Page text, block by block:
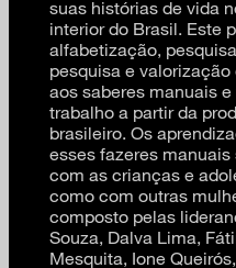
suas histórias de vida
interior do Brasil. Este
alfabetização,
pesquisa e
aos saberes manuais
trabalho a partir da
brasileiro. Os
esses fazeres
com as crianças e
como com outras
composto pelas
Souza, Dalva Lima,
Mesquita, Ione